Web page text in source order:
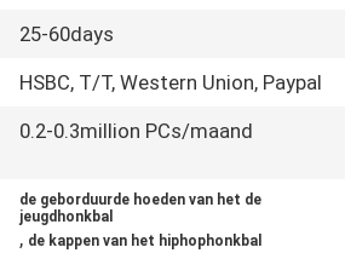
25-60days
HSBC, T/T, Western Union, Paypal
0.2-0.3million PCs/maand
de geborduurde hoeden van het de
jeugdhonkbal
, de kappen van het hiphophonkbal